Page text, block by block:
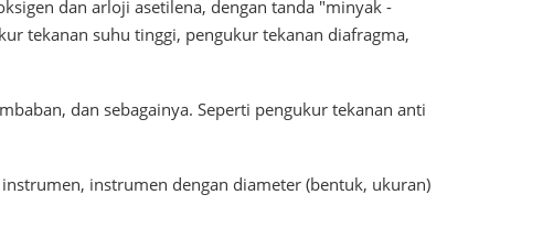
dan arloji asetilena, dengan tanda "minyak -
tekanan suhu tinggi, pengukur tekanan diafragma,
dan sebagainya. Seperti pengukur tekanan anti
instrumen dengan diameter (bentuk, ukuran)